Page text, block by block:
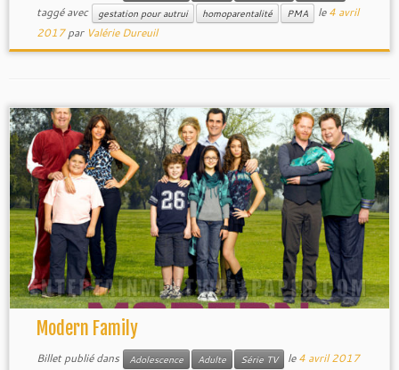
taggé avec
gestation pour autrui homoparentalité PMA le4 avril
2017 par Valérie Dureuil
Modern Family
Billet publié dans Adolescence Adulte Série TV le4 avril 2017